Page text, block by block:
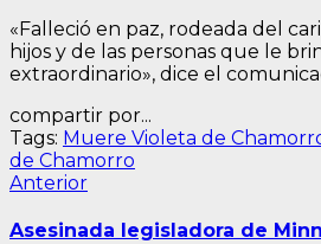
«Falleció en paz, rodeada del
hijos y de las personas que le
extraordinario», dice el
compartir por...
Tags: Muere Violeta de
de Chamorro
Navegación
de
AnteriorEntrada
Asesinada legisladora de